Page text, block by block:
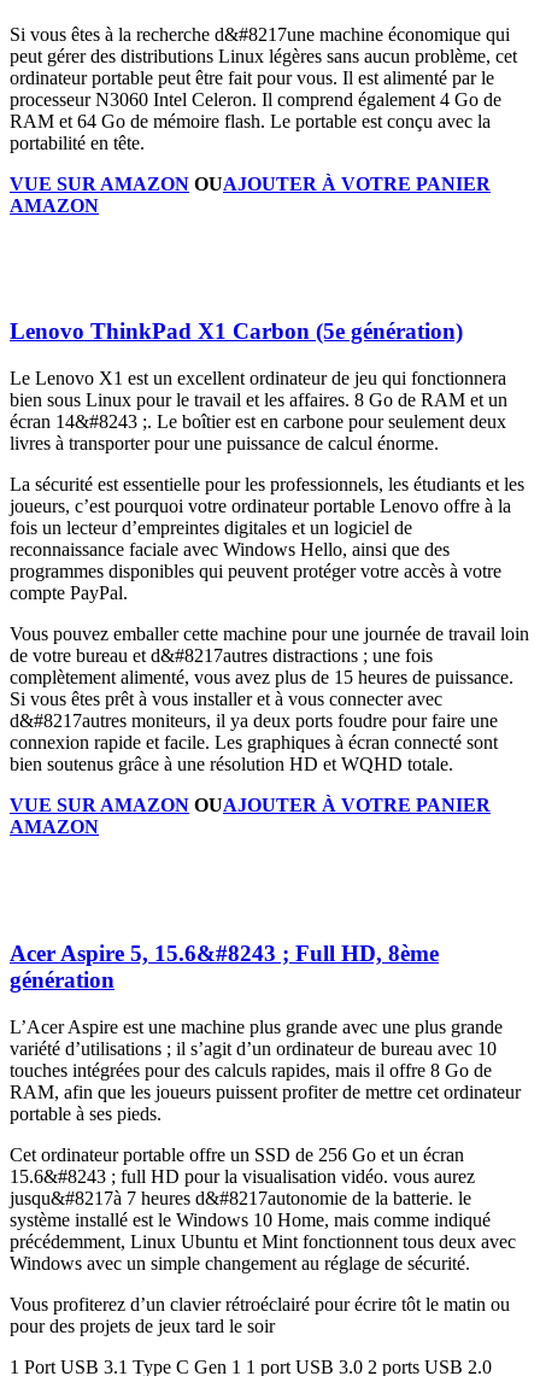
Si vous êtes à la recherche d&#8217une machine économique qui
peut gérer des distributions Linux légères sans aucun problème, cet
ordinateur portable peut être fait pour vous. Il est alimenté par le
processeur N3060 Intel Celeron. Il comprend également 4 Go de
RAM et 64 Go de mémoire flash. Le portable est conçu avec la
portabilité en tête.
VUE SUR AMAZON OUAJOUTER À VOTRE PANIER
AMAZON
Lenovo ThinkPad X1 Carbon (5e génération)
Le Lenovo X1 est un excellent ordinateur de jeu qui fonctionnera
bien sous Linux pour le travail et les affaires. 8 Go de RAM et un
écran 14&#8243 ;. Le boîtier est en carbone pour seulement deux
livres à transporter pour une puissance de calcul énorme.
La sécurité est essentielle pour les professionnels, les étudiants et les
joueurs, c’est pourquoi votre ordinateur portable Lenovo offre à la
fois un lecteur d’empreintes digitales et un logiciel de
reconnaissance faciale avec Windows Hello, ainsi que des
programmes disponibles qui peuvent protéger votre accès à votre
compte PayPal.
Vous pouvez emballer cette machine pour une journée de travail loin
de votre bureau et d&#8217autres distractions ; une fois
complètement alimenté, vous avez plus de 15 heures de puissance.
Si vous êtes prêt à vous installer et à vous connecter avec
d&#8217autres moniteurs, il ya deux ports foudre pour faire une
connexion rapide et facile. Les graphiques à écran connecté sont
bien soutenus grâce à une résolution HD et WQHD totale.
VUE SUR AMAZON OUAJOUTER À VOTRE PANIER
AMAZON
Acer Aspire 5, 15.6&#8243 ; Full HD, 8ème
génération
L’Acer Aspire est une machine plus grande avec une plus grande
variété d’utilisations ; il s’agit d’un ordinateur de bureau avec 10
touches intégrées pour des calculs rapides, mais il offre 8 Go de
RAM, afin que les joueurs puissent profiter de mettre cet ordinateur
portable à ses pieds.
Cet ordinateur portable offre un SSD de 256 Go et un écran
15.6&#8243 ; full HD pour la visualisation vidéo. vous aurez
jusqu&#8217à 7 heures d&#8217autonomie de la batterie. le
système installé est le Windows 10 Home, mais comme indiqué
précédemment, Linux Ubuntu et Mint fonctionnent tous deux avec
Windows avec un simple changement au réglage de sécurité.
Vous profiterez d’un clavier rétroéclairé pour écrire tôt le matin ou
pour des projets de jeux tard le soir
1 Port USB 3.1 Type C Gen 1 1 port USB 3.0 2 ports USB 2.0